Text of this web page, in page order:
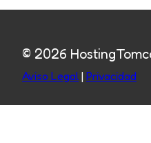
© 2026
Aviso Legal | Privacidad